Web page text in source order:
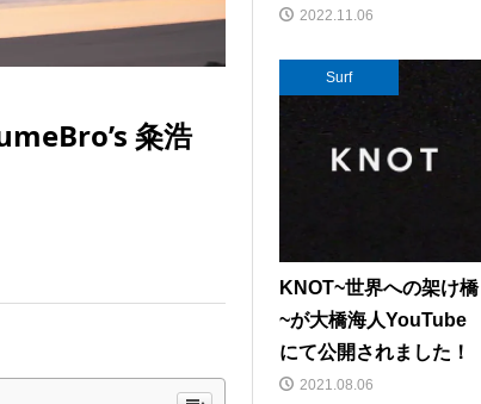
粂浩
2022.11.06
Surf
KNOT~世界への架け橋
~が大橋海人YouTube
にて公開されました！
2021.08.06